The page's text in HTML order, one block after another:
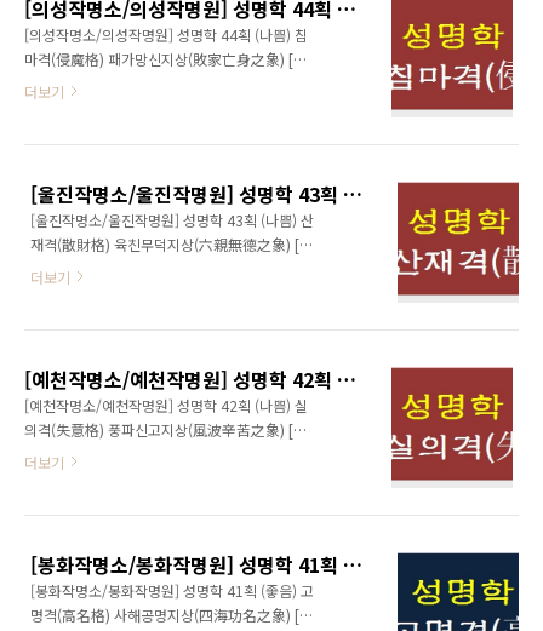
의 성품과 재능을 이..
우두머리로서 대업을 성취하여 이름을 사해에
떨치게 된다. 비상한 계획과 강한 운세의 뒷받침
이 있어서 간혹 한두 차례의 중도좌절하게 되거
나 곤란이 닥쳐서 불안이 가중되어도 실패를 도
좌절을 극복하고 말겠다는 강한 끈기와 집념도
로 사주팔자 등의 선천 운세와 부합되어야 하며
성명자상의 타 격..
[의성작명소/의성작명원] 성명학 44획 (나쁨) 침마격(侵魔格) 패가망신지상(敗家亡身之象)
[의성작명소/의성작명원] 성명학 44획 (나쁨) 침
마격(侵魔格) 패가망신지상(敗家亡身之象) [
마장격(魔障格), 최악운(最惡運), 파멸운(破滅
다 해도 가을날 떨어져 사그라 드는 낙엽처럼 흔
적도 흩어져 버려서 생활고를 면할 수 없게 된다.
고난이 계속되므로 생활이 불안정한 가운데 세
상물정에 도 어둡고 욕심이 지나치게 크고 허망
난, 변사, 횡액, 비운이 계속되는 수(數)인데 간혹
으로 모든 난관을 극복하고 마침내 성공함으로
써..
더보기
[울진작명소/울진작명원] 성명학 43획 (나쁨) 산재격(散財格) 육친무덕지상(六親無德之象)
[울진작명소/울진작명원] 성명학 43획 (나쁨) 산
재격(散財格) 육친무덕지상(六親無德之象) [
성쇠격(盛衰格), 파산운(破産運), 산재운(散財
지 박약하여 파란과 조난으로 어려움에 닥치게
되면 자포자기하게되어 허황된 유혹에 쉽게 빠
져들게 된다. 남녀 모두 색정에 탐닉하는 경향이
있으므로 몸과 마음가짐을 단정히하고 좀 더 현
하겠다. 그렇지 못할 경우 일생을 방황과 세상의
www.ename.kr
더보기
[예천작명소/예천작명원] 성명학 42획 (나쁨) 실의격(失意格) 풍파신고지상(風波辛苦之象)
[예천작명소/예천작명원] 성명학 42획 (나쁨) 실
의격(失意格) 풍파신고지상(風波辛苦之象) [
고행격(苦行格), 불성운(不成運), 수난운(受難
아 다방면으로 박학다식하다 보니 의욕이 넘치
는 기분으로 여러가지의 일에 손을 대지만 결과
적으로는 한 가지의 일도 마무리가 되지 못해서
더보기
[봉화작명소/봉화작명원] 성명학 41획 (좋음) 고명격(高名格) 사해공명지상(四海功名之象)
[봉화작명소/봉화작명원] 성명학 41획 (좋음) 고
명격(高名格) 사해공명지상(四海功名之象) [